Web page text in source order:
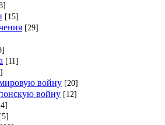
[15]
[29]
[11]
войну [20]
войну [12]
[5]